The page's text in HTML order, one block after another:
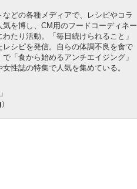
どの各種メディアで、レシピやコラ
を博し、CM用のフードコーディネー
たり活動。「毎日続けられること」
シピを発信。自らの体調不良を食で
「食から始めるアンチエイジング」
性誌の特集で人気を集めている。
）